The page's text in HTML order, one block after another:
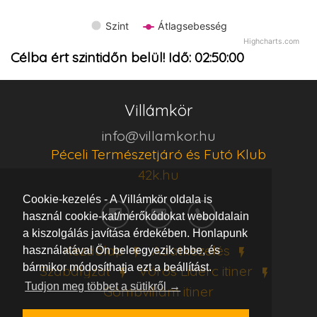
Cookie-kezelés - A Villámkör oldala is
használ cookie-kat/mérőkódokat weboldalain
a kiszolgálás javítása érdekében. Honlapunk
használatával Ön beleegyezik ebbe, és
bármikor módosíthatja ezt a beállítást.
Tudjon meg többet a sütikről →
Szint Átlagsebesség
Highcharts.com
Célba ért szintidőn belül! Idő: 02:50:00
Villámkör
info@villamkor.hu
Péceli Természetjáró és Futó Klub
42k.hu
Kezdőlap
Adatkezelés
Szabályzat
Vörös Lidérc itiner
Gömbvillám itiner